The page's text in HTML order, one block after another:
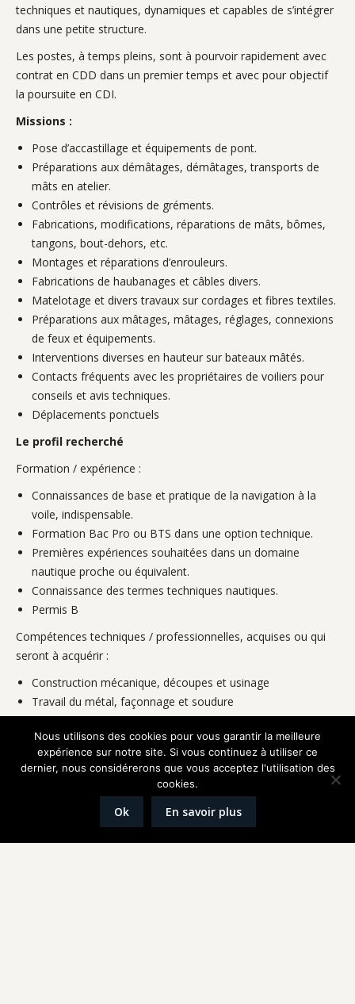
techniques et nautiques, dynamiques et capables de s’intégrer
dans une petite structure.
Les postes, à temps pleins, sont à pourvoir rapidement avec
contrat en CDD dans un premier temps et avec pour objectif
la poursuite en CDI.
Missions :
Pose d’accastillage et équipements de pont.
Préparations aux démâtages, démâtages, transports de
mâts en atelier.
Contrôles et révisions de gréments.
Fabrications, modifications, réparations de mâts, bômes,
tangons, bout-dehors, etc.
Montages et réparations d’enrouleurs.
Fabrications de haubanages et câbles divers.
Matelotage et divers travaux sur cordages et fibres textiles.
Préparations aux mâtages, mâtages, réglages, connexions
de feux et équipements.
Interventions diverses en hauteur sur bateaux mâtés.
Contacts fréquents avec les propriétaires de voiliers pour
conseils et avis techniques.
Déplacements ponctuels
Le profil recherché
Formation / expérience :
Connaissances de base et pratique de la navigation à la
voile, indispensable.
Formation Bac Pro ou BTS dans une option technique.
Premières expériences souhaitées dans un domaine
nautique proche ou équivalent.
Connaissance des termes techniques nautiques.
Permis B
Compétences techniques / professionnelles, acquises ou qui
seront à acquérir :
Construction mécanique, découpes et usinage
Travail du métal, façonnage et soudure
Matelotage moderne
Excellent relationnel, esprit d’équipe, et du travail en groupe.
Capacité à analyser et apporter rapidement des solutions.
Rigueur et organisation, capacité à suivre un planning établi.
Autonomie et organisation personnelle indispensable
Contrat 35h, annualisé.
Nous utilisons des cookies pour vous garantir la meilleure
expérience sur notre site. Si vous continuez à utiliser ce
dernier, nous considérerons que vous acceptez l'utilisation des
cookies.
Ok En savoir plus